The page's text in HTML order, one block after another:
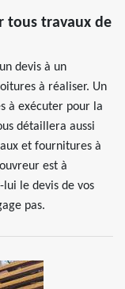
tous travaux de
devis à un
à réaliser. Un
à exécuter pour la
détaillera aussi
et fournitures à
est à
le devis de vos
pas.